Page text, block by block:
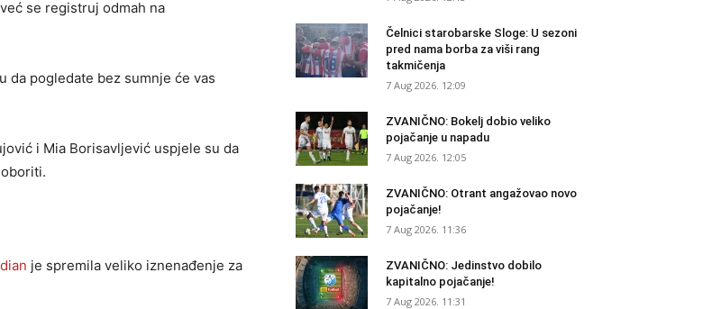
se registruj odmah na
da pogledate bez sumnje će vas
i Mia Borisavljević uspjele su da
je spremila veliko iznenađenje za
Čelnici starobarske Sloge: U sezoni
pred nama borba za viši rang
takmičenja
7 Aug 2026. 12:09
ZVANIČNO: Bokelj dobio veliko
pojačanje u napadu
7 Aug 2026. 12:05
ZVANIČNO: Otrant angažovao novo
pojačanje!
7 Aug 2026. 11:36
ZVANIČNO: Jedinstvo dobilo
kapitalno pojačanje!
7 Aug 2026. 11:31